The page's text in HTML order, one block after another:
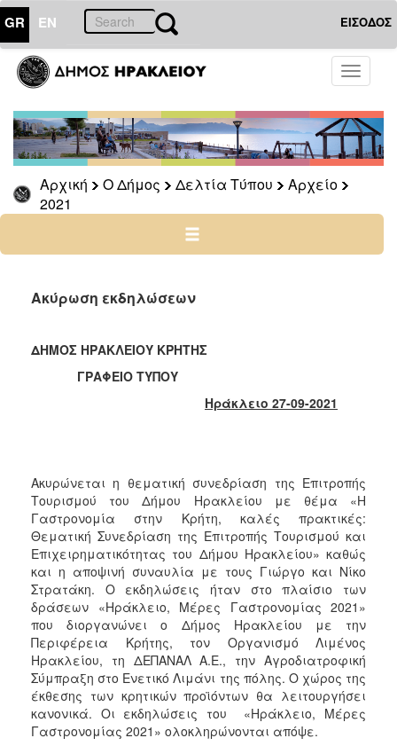
GR EN ΕΙΣΟΔΟΣ
Toggle
Αρχική Ο Δήμος Δελτία Τύπου
Αρχείο
2021
ΔΗΜΟΣ
Δελτία
Τύπου
Αρχείο
2026
2025
2022
2020
2019
2015
2013
2012
2011
2010
2006
ΤΟΠΟΣ
Ακύρωση εκδηλώσεων
ΔΗΜΟΣ ΗΡΑΚΛΕΙΟΥ ΚΡΗΤΗΣ
ΓΡΑΦΕΙΟ ΤΥΠΟΥ
Ηράκλειο 27-09-2021
Ακυρώνεται η θεματική συνεδρίαση της Επιτροπής
Τουρισμού του Δήμου Ηρακλείου με θέμα «Η
Γαστρονομία στην Κρήτη, καλές πρακτικές:
Θεματική Συνεδρίαση της Επιτροπής Τουρισμού και
Επιχειρηματικότητας του Δήμου Ηρακλείου» καθώς
και η αποψινή συναυλία με τους Γιώργο και Νίκο
Στρατάκη. Ο εκδηλώσεις ήταν στο πλαίσιο των
δράσεων «Ηράκλειο, Μέρες Γαστρονομίας 2021»
που διοργανώνει ο Δήμος Ηρακλείου με την
Περιφέρεια Κρήτης, τον Οργανισμό Λιμένος
Ηρακλείου, τη ΔΕΠΑΝΑΛ Α.Ε., την Αγροδιατροφική
Σύμπραξη στο Ενετικό Λιμάνι της πόλης. Ο χώρος της
έκθεσης των κρητικών προϊόντων θα λειτουργήσει
κανονικά. Οι εκδηλώσεις του «Ηράκλειο, Μέρες
Γαστρονομίας 2021» ολοκληρώνονται απόψε.